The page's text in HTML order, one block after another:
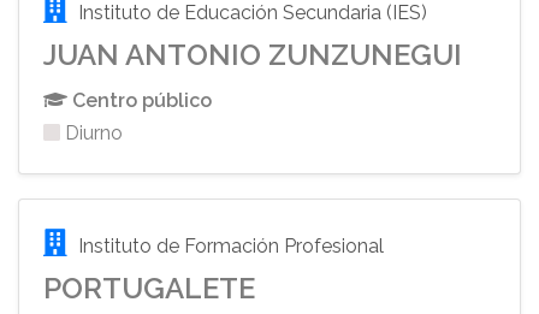
Instituto de Educación Secundaria (IES)
JUAN ANTONIO ZUNZUNEGUI
Centro público
Diurno
Instituto de Formación Profesional
PORTUGALETE